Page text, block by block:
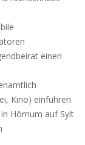
einen
Kino) einführen
Hörnum auf Sylt